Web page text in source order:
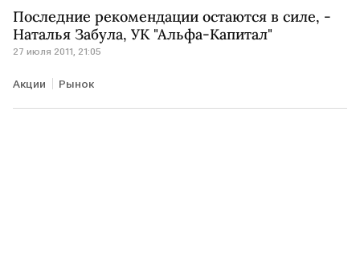
Последние рекомендации остаются в силе, -
Наталья Забула, УК "Альфа-Капитал"
27 июля 2011, 21:05
Акции Рынок